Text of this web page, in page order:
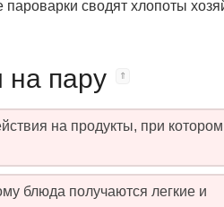
сводят хлопоты
на пару
на продукты, при котором
блюда получаются легкие и